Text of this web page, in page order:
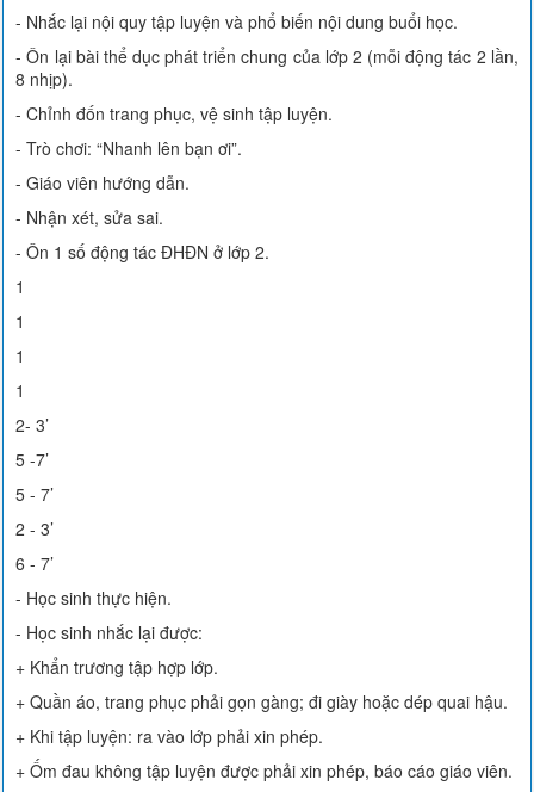
- Nhắc lại nội quy tập luyện và phổ biến nội dung buổi học.
- Ôn lại bài thể dục phát triển chung của lớp 2 (mỗi động tác 2 lần,
8 nhịp).
- Chỉnh đốn trang phục, vệ sinh tập luyện.
- Trò chơi: “Nhanh lên bạn ơi”.
- Giáo viên hướng dẫn.
- Nhận xét, sửa sai.
- Ôn 1 số động tác ĐHĐN ở lớp 2.
1
1
1
1
2- 3’
5 -7’
5 - 7’
2 - 3’
6 - 7’
- Học sinh thực hiện.
- Học sinh nhắc lại được:
+ Khẩn trương tập hợp lớp.
+ Quần áo, trang phục phải gọn gàng; đi giày hoặc dép quai hậu.
+ Khi tập luyện: ra vào lớp phải xin phép.
+ Ốm đau không tập luyện được phải xin phép, báo cáo giáo viên.